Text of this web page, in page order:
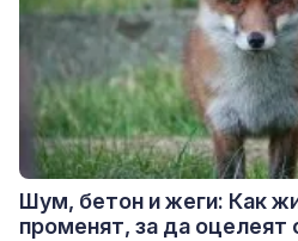
Шум, бетон и жеги: Как
променят, за да оцелеят